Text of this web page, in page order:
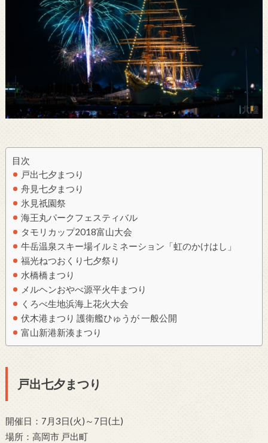
目次
戸出七夕まつり
舟見七夕まつり
氷見祇園祭
海王丸パークフェスティバル
タモリカップ2018富山大会
牛岳温泉スキー場イルミネーション「虹のかけはし」
福光ねつおくり七夕祭り
水橋橋まつり
メルヘンおやべ源平火牛まつり
くろべ生地浜海上花火大会
伏木港まつり 護衛艦ひゅうが 一般公開
富山新港新湊まつり
戸出七夕まつり
開催日：7月3日(火)～7日(土)
場所：高岡市 戸出町